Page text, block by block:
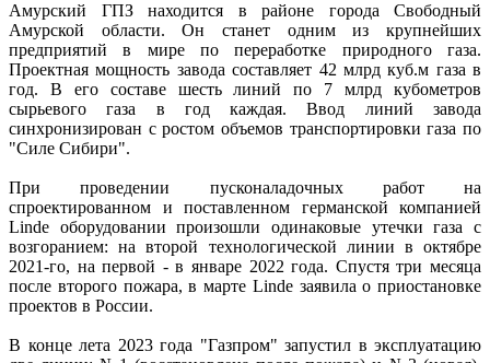
Амурский ГПЗ находится в районе города Свободный
Амурской области. Он станет одним из крупнейших
предприятий в мире по переработке природного газа.
Проектная мощность завода составляет 42 млрд куб.м газа в
год. В его составе шесть линий по 7 млрд кубометров
сырьевого газа в год каждая. Ввод линий завода
синхронизирован с ростом объемов транспортировки газа по
"Силе Сибири".
При проведении пусконаладочных работ на
спроектированном и поставленном германской компанией
Linde оборудовании произошли одинаковые утечки газа с
возгоранием: на второй технологической линии в октябре
2021-го, на первой - в январе 2022 года. Спустя три месяца
после второго пожара, в марте Linde заявила о приостановке
проектов в России.
В конце лета 2023 года "Газпром" запустил в эксплуатацию